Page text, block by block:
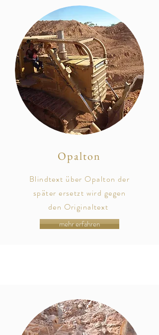
Opalton
Blindtext über Opalton der
späterersetzt wird gegen
den Originaltext
mehr erfahren